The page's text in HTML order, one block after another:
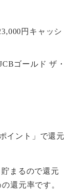
円キャッシ
ゴールド ザ・
イント」で還元
まるので還元
還元率です。